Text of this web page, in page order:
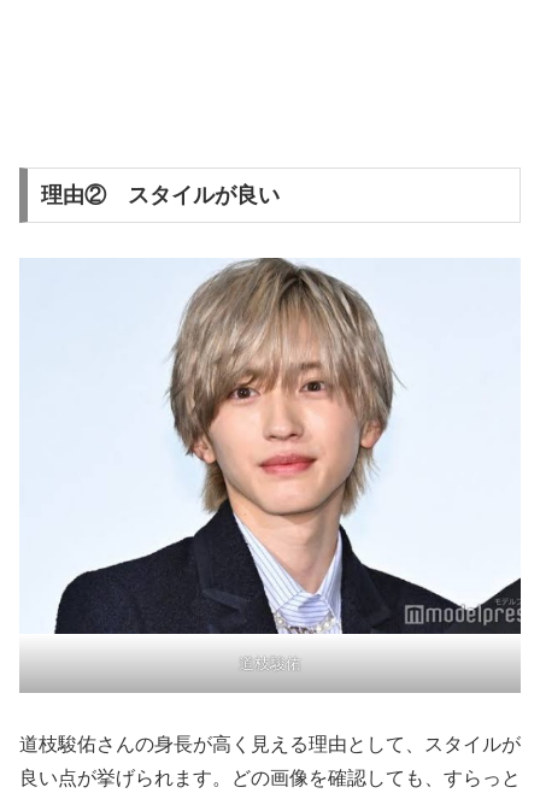
理由② スタイルが良い
道枝駿佑
道枝駿佑さんの身長が高く見える理由として、スタイルが
良い点が挙げられます。どの画像を確認しても、すらっと